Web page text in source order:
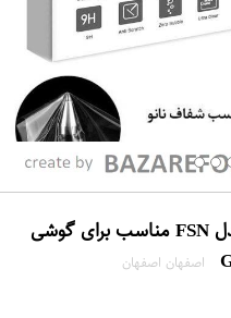
محافظ پشت گوشی نانو هورس مدل FSN مناسب برای گوشی
اصفهان اصفهان